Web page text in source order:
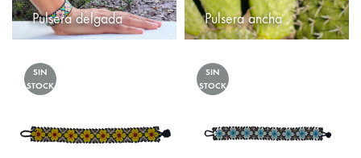
Pulsera delgada Pulsera ancha
SIN
STOCK
SIN
STOCK